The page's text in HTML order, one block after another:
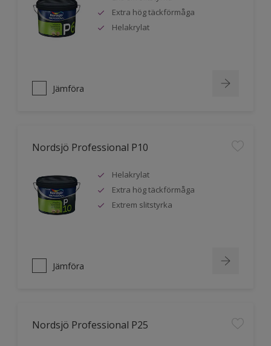
Extra hög täckförmåga
Helakrylat
Jämföra
Nordsjö Professional P10
Helakrylat
Extra hög täckförmåga
Extrem slitstyrka
Jämföra
Nordsjö Professional P25